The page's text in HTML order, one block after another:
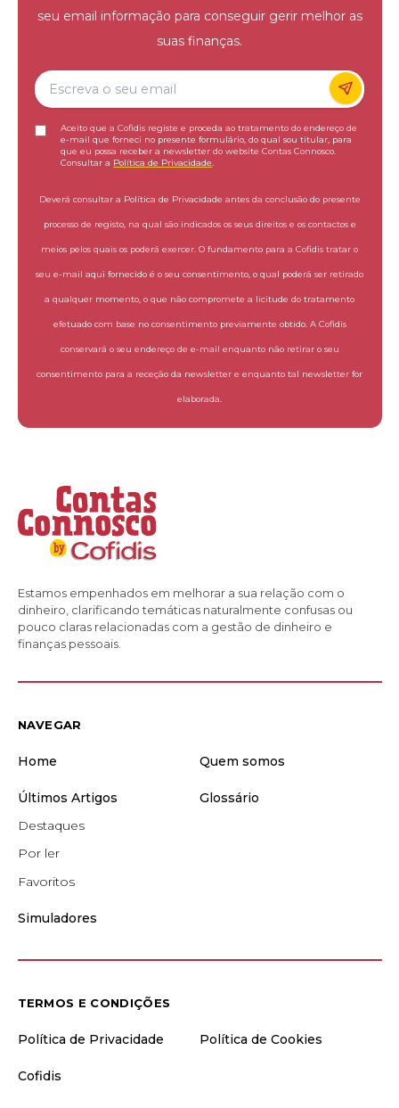
seu email informação para conseguir gerir melhor as
suas finanças.
Aceito que a Cofidis registe e proceda ao tratamento do endereço de
e-mail que forneci no presente formulário, do qual sou titular, para
que eu possa receber a newsletter do website Contas Connosco.
Consultar a Política de Privacidade
Deverá consultar a Política de Privacidade antes da conclusão do presente
processo de registo, na qual são indicados os seus direitos e os contactos e
meios pelos quais os poderá exercer. O fundamento para a Cofidis tratar o
seu e-mail aqui fornecido é o seu consentimento, o qual poderá ser retirado
a qualquer momento, o que não compromete a licitude do tratamento
efetuado com base no consentimento previamente obtido. A Cofidis
conservará o seu endereço de e-mail enquanto não retirar o seu
consentimento para a receção da newsletter e enquanto tal newsletter for
elaborada.
Estamos empenhados em melhorar a sua relação com o
dinheiro, clarificando temáticas naturalmente confusas ou
pouco claras relacionadas com a gestão de dinheiro e
finanças pessoais.
NAVEGAR
Home Quem somos
Últimos Artigos
Destaques
Por ler
Favoritos
Glossário
Simuladores
TERMOS E CONDIÇÕES
Política de Privacidade Política de Cookies
Cofidis